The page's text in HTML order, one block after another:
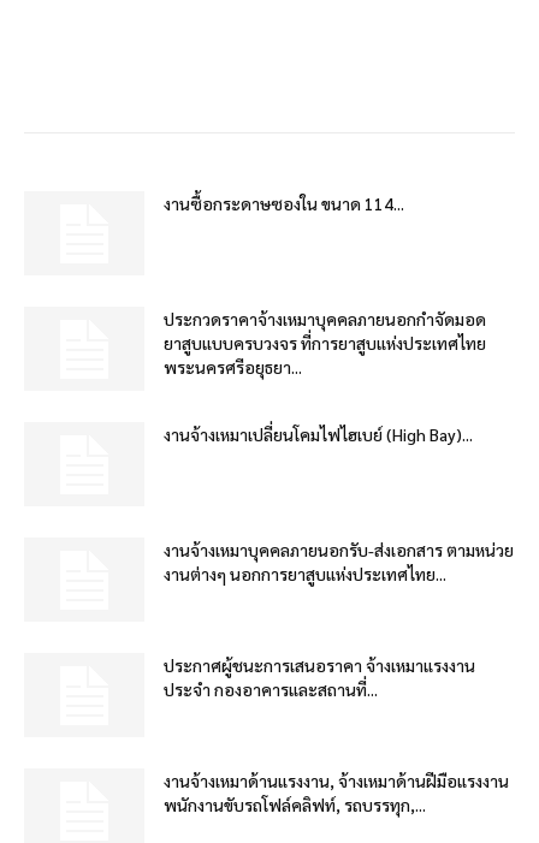
งานซื้อกระดาษซองใน ขนาด 114...
ประกวดราคาจ้างเหมาบุคคลภายนอกกำจัดมอด
ยาสูบแบบครบวงจร ที่การยาสูบแห่งประเทศไทย
พระนครศรีอยุธยา...
งานจ้างเหมาเปลี่ยนโคมไฟไฮเบย์ (High Bay)...
งานจ้างเหมาบุคคลภายนอกรับ-ส่งเอกสาร ตามหน่วย
งานต่างๆ นอกการยาสูบแห่งประเทศไทย...
ประกาศผู้ชนะการเสนอราคา จ้างเหมาแรงงาน
ประจำ กองอาคารและสถานที่...
งานจ้างเหมาด้านแรงงาน, จ้างเหมาด้านฝีมือแรงงาน
พนักงานขับรถโฟล์คลิฟท์, รถบรรทุก,...